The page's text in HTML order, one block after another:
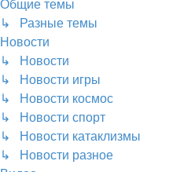
Общие темы
↳ Разные темы
Новости
↳ Новости
↳ Новости игры
↳ Новости космос
↳ Новости спорт
↳ Новости катаклизмы
↳ Новости разное